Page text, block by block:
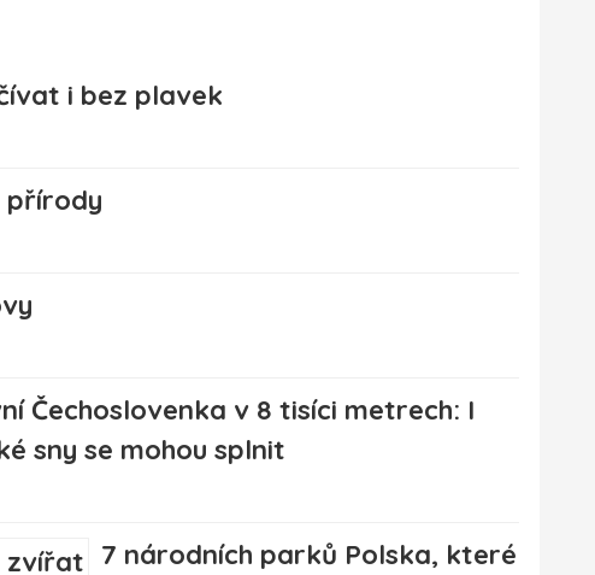
i bez plavek
přírody
Čechoslovenka v 8 tisíci metrech: I
sny se mohou splnit
7 národních parků Polska, které